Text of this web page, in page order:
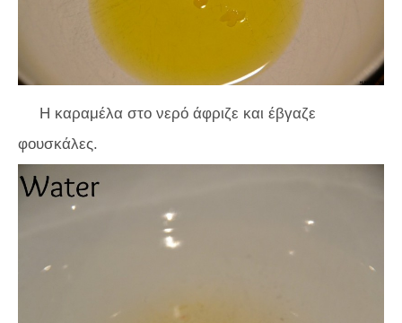
Η καραμέλα στο νερό άφριζε και έβγαζε
φουσκάλες.